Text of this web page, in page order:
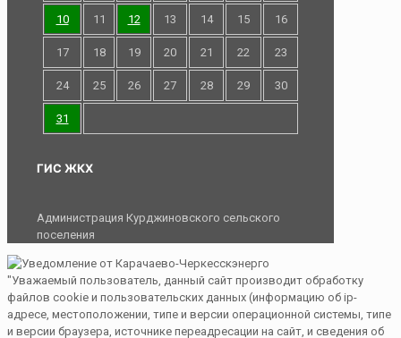
10 11 12 13 14 15 16
17 18 19 20 21 22 23
24 25 26 27 28 29 30
31
ГИС ЖКХ
Администрация Курджиновского сельского
поселения
"Уважаемый пользователь, данный сайт производит обработку
файлов cookie и пользовательских данных (информацию об ip-
адресе, местоположении, типе и версии операционной системы, типе
и версии браузера, источнике переадресации на сайт, и сведения об